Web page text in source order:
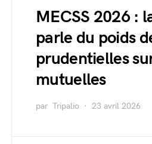
MECSS 2026 :
parle du poids
prudentielles
mutuelles
par Tripalio 23 avril 2026